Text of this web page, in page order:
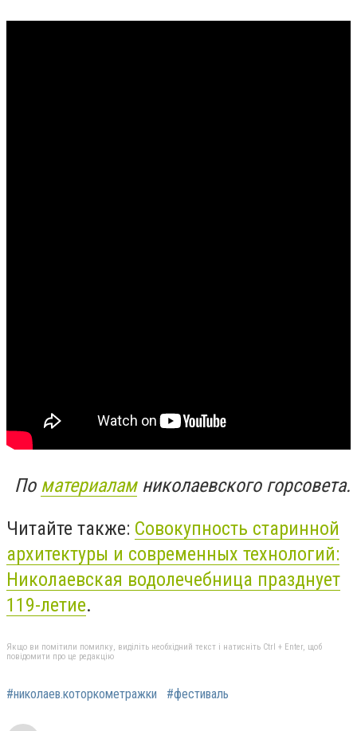
По материаламниколаевского горсовета.
Читайте также: Совокупность старинной
архитектуры и современных технологий:
Николаевская водолечебница празднует
119-летие.
Якщо ви помітили помилку, виділіть необхідний текст і натисніть Ctrl + Enter, щоб
повідомити про це редакцію
#николаев.которкометражки #фестиваль